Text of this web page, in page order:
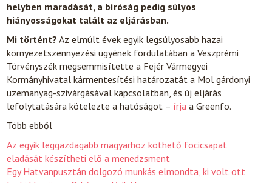
helyben maradását, a bíróság pedig súlyos
hiányosságokat talált az eljárásban.
Mi történt? Az elmúlt évek egyik legsúlyosabb hazai
környezetszennyezési ügyének fordulatában a Veszprémi
Törvényszék megsemmisítette a Fejér Vármegyei
Kormányhivatal kármentesítési határozatát a Mol gárdonyi
üzemanyag-szivárgásával kapcsolatban, és új eljárás
lefolytatására kötelezte a hatóságot – írja a Greenfo.
Több ebből
Az egyik leggazdagabb magyarhoz köthető focicsapat
eladását készítheti elő a menedzsment
Egy Hatvanpusztán dolgozó munkás elmondta, ki volt ott